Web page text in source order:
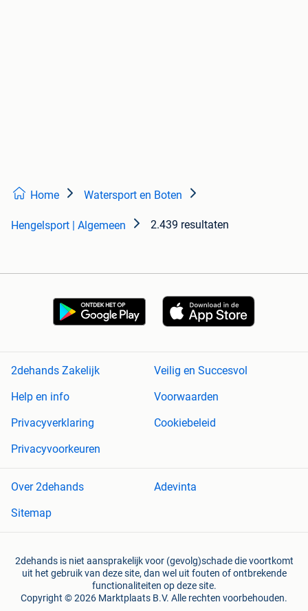
Home Watersport en Boten
Hengelsport | Algemeen 2.439 resultaten
2dehands Zakelijk
Veilig en Succesvol
Help en info
Voorwaarden
Privacyverklaring
Cookiebeleid
Privacyvoorkeuren
Over 2dehands
Adevinta
Sitemap
2dehands is niet aansprakelijk voor (gevolg)schade die voortkomt
uit het gebruik van deze site, dan wel uit fouten of ontbrekende
functionaliteiten op deze site.
Copyright © 2026 Marktplaats B.V. Alle rechten voorbehouden.